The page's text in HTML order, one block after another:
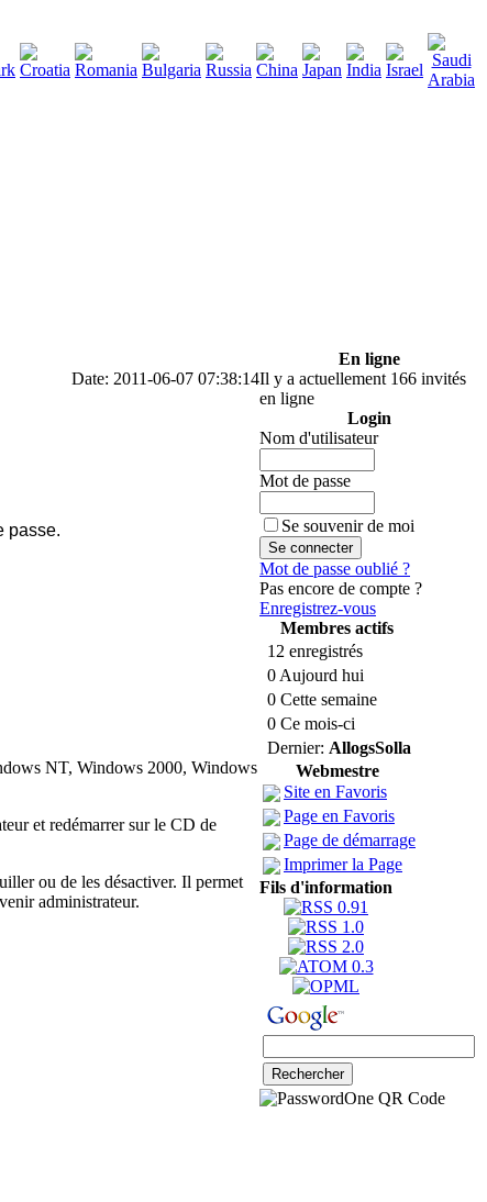
Date: 2011-06-07 07:38:14
passe.
NT, Windows 2000, Windows
et redémarrer sur le CD de
ou de les désactiver. Il permet
administrateur.
En ligne
Il y a actuellement 166 invités
en ligne
Login
Nom d'utilisateur
Mot de passe
Se souvenir de moi
Mot de passe oublié ?
Pas encore de compte ?
Enregistrez-vous
Membres actifs
12 enregistrés
0 Aujourd hui
0 Cette semaine
0 Ce mois-ci
Dernier: AllogsSolla
Webmestre
Site en Favoris
Page en Favoris
Page de démarrage
Imprimer la Page
Fils d'information